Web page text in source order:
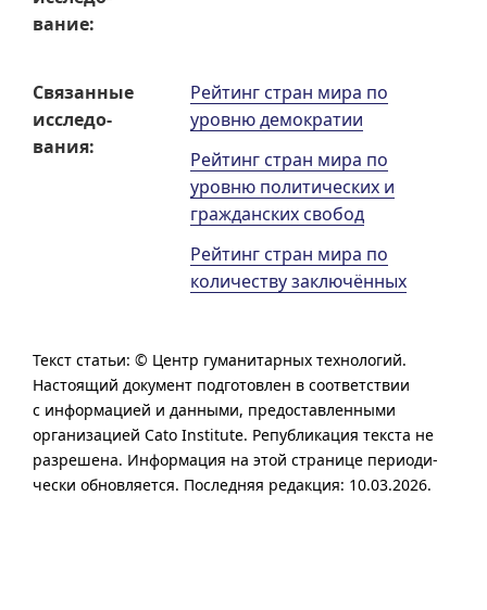
вание:
Связан­ные
исследо­
вания:
Рейтинг стран мира по
уровню демократии
Рейтинг стран мира по
уровню политических и
гражданских свобод
Рейтинг стран мира по
количеству заключённых
Текст статьи: © Центр гуманитарных технологий.
Настоя­щий доку­мент под­го­тов­лен в соот­вет­ствии
с инфор­ма­цией и дан­ными, предо­став­лен­ными
организацией Cato Institute. Републи­ка­ция текста не
разре­шена. Инфор­ма­ция на этой стра­ни­це пери­оди­
чески обнов­ля­ется. Последняя редакция: 10.03.2026.